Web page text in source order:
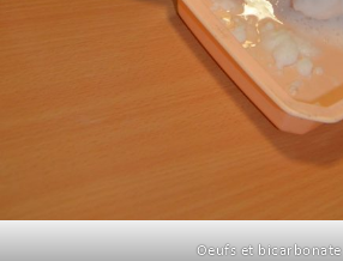
Oeufs et bicarbonate